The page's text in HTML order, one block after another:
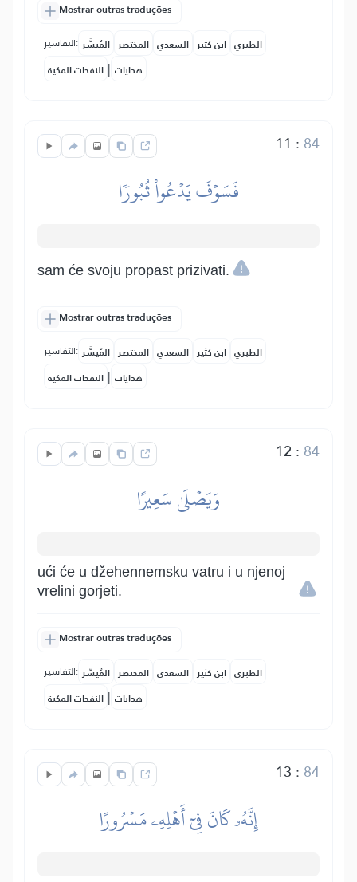
Mostrar outras traduções
التفاسير: المُيسَّر المختصر السعدي ابن كثير الطبري
النفحات المكية | هدايات
11 : 84
فَسَوۡفَ يَدۡعُواْ ثُبُورٗا
sam će svoju propast prizivati.
Mostrar outras traduções
التفاسير: المُيسَّر المختصر السعدي ابن كثير الطبري
النفحات المكية | هدايات
12 : 84
وَيَصۡلَىٰ سَعِيرًا
ući će u džehennemsku vatru i u njenoj
vrelini gorjeti.
Mostrar outras traduções
التفاسير: المُيسَّر المختصر السعدي ابن كثير الطبري
النفحات المكية | هدايات
13 : 84
إِنَّهُۥ كَانَ فِيٓ أَهۡلِهِۦ مَسۡرُورًا